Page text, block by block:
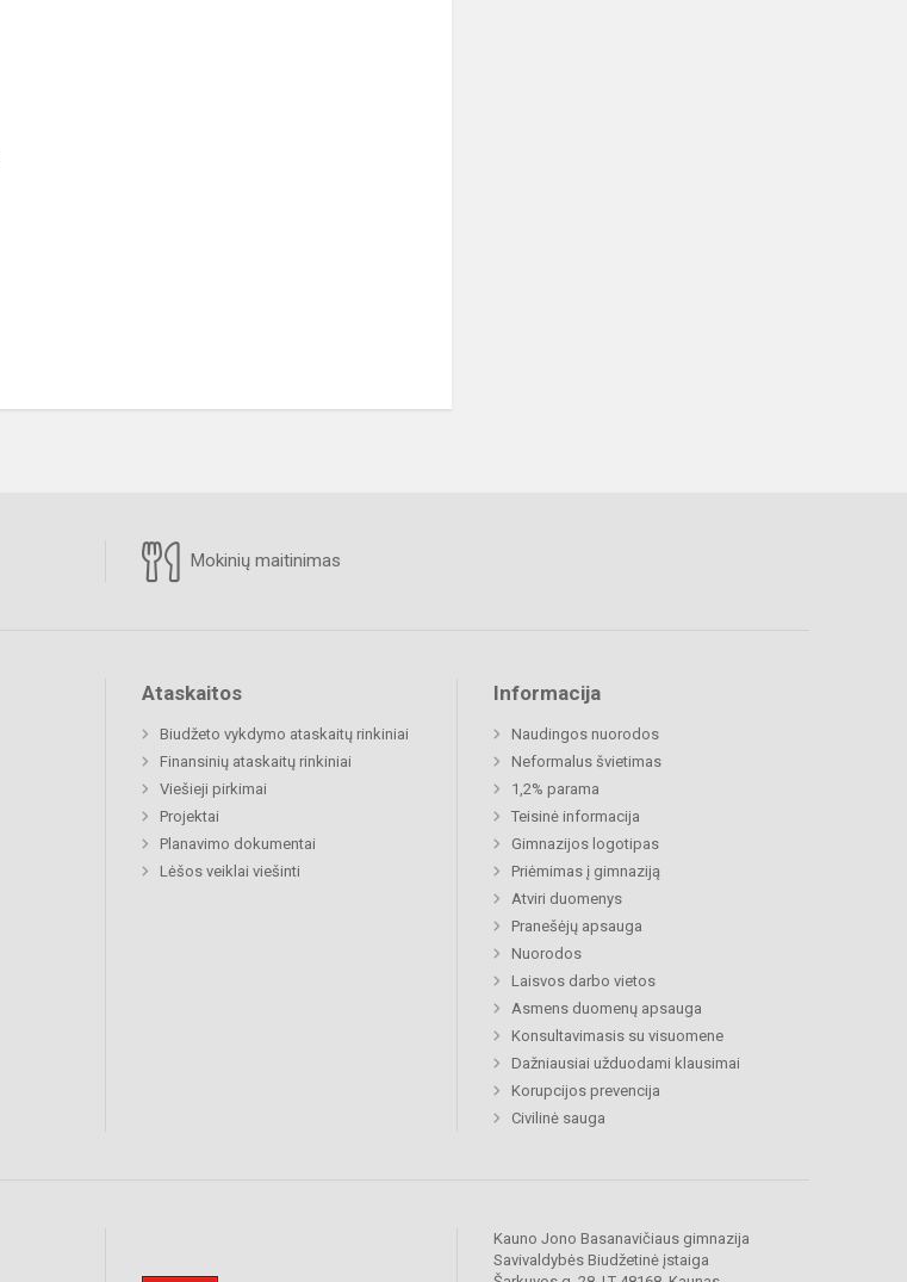
Mokinių maitinimas
Ataskaitos
Biudžeto vykdymo ataskaitų rinkiniai
Finansinių ataskaitų rinkiniai
Viešieji pirkimai
Projektai
Planavimo dokumentai
Lėšos veiklai viešinti
Informacija
Naudingos nuorodos
Neformalus švietimas
1,2% parama
Teisinė informacija
Gimnazijos logotipas
Priėmimas į gimnaziją
Atviri duomenys
Pranešėjų apsauga
Nuorodos
Laisvos darbo vietos
Asmens duomenų apsauga
Konsultavimasis su visuomene
Dažniausiai užduodami klausimai
Korupcijos prevencija
Civilinė sauga
Kauno Jono Basanavičiaus gimnazija
Savivaldybės Biudžetinė įstaiga